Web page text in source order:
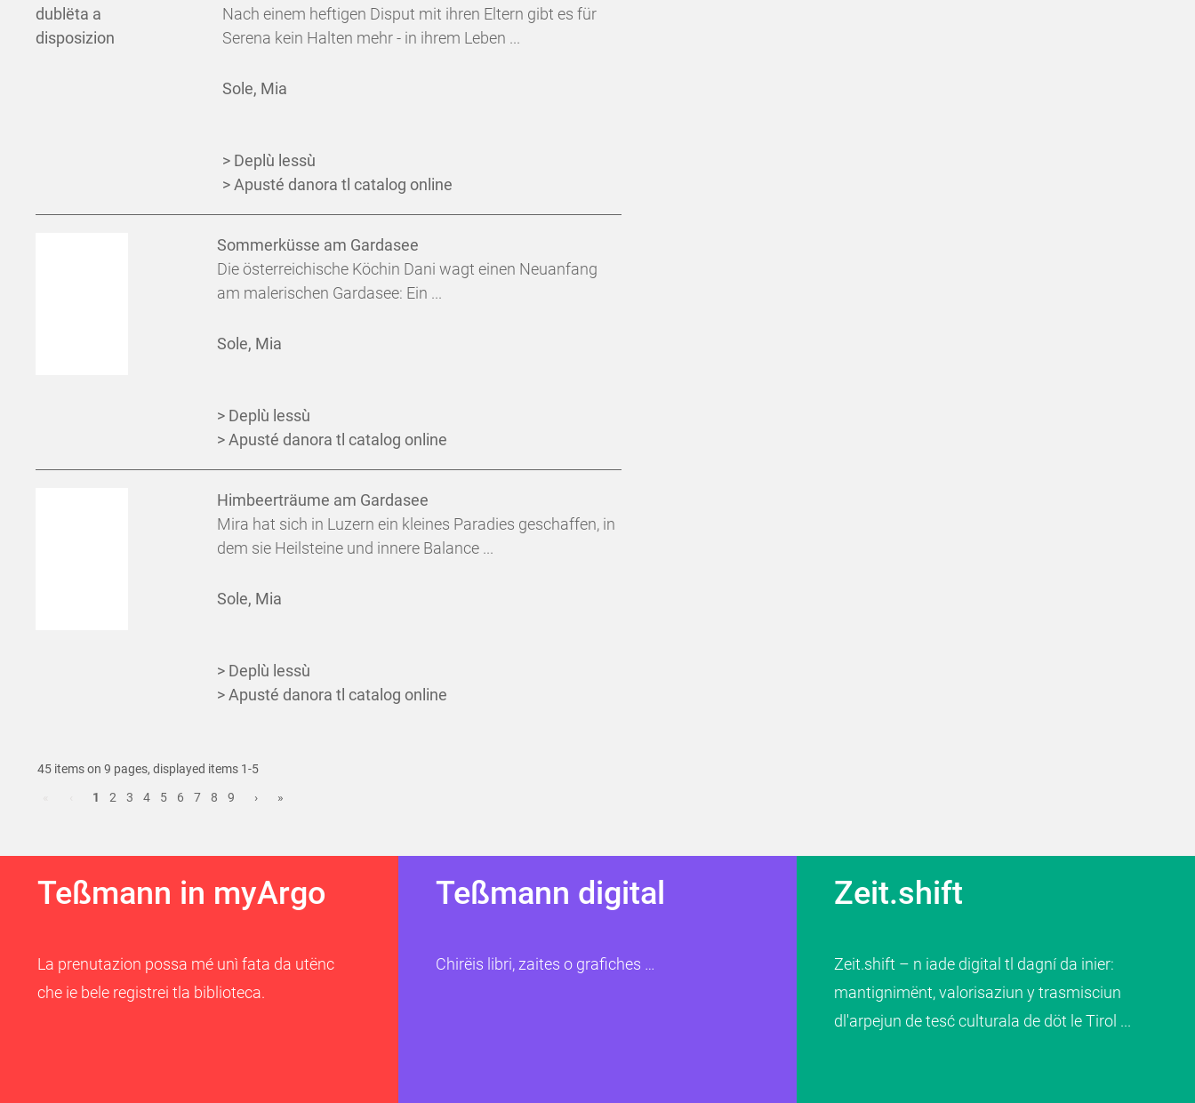
dublëta a
disposizion
Nach einem heftigen Disput mit ihren Eltern gibt es für
Serena kein Halten mehr - in ihrem Leben ...
Sole, Mia
> Deplù lessù
> Apusté danora tl catalog online
Sommerküsse am Gardasee
Die österreichische Köchin Dani wagt einen Neuanfang
am malerischen Gardasee: Ein ...
Sole, Mia
> Deplù lessù
> Apusté danora tl catalog online
Himbeerträume am Gardasee
Mira hat sich in Luzern ein kleines Paradies geschaffen, in
dem sie Heilsteine und innere Balance ...
Sole, Mia
> Deplù lessù
> Apusté danora tl catalog online
45 items on 9 pages, displayed items 1-5
1 2 3 4 5 6 7 8 9 › »
Teßmann in myArgo
La prenutazion possa mé unì fata da utënc
che ie bele registrei tla biblioteca.
Teßmann digital
Chirëis libri, zaites o grafiches …
Zeit.shift
Zeit.shift – n iade digital tl dagní da inier:
mantignimënt, valorisaziun y trasmisciun
dl'arpejun de tesć culturala de döt le Tirol ...